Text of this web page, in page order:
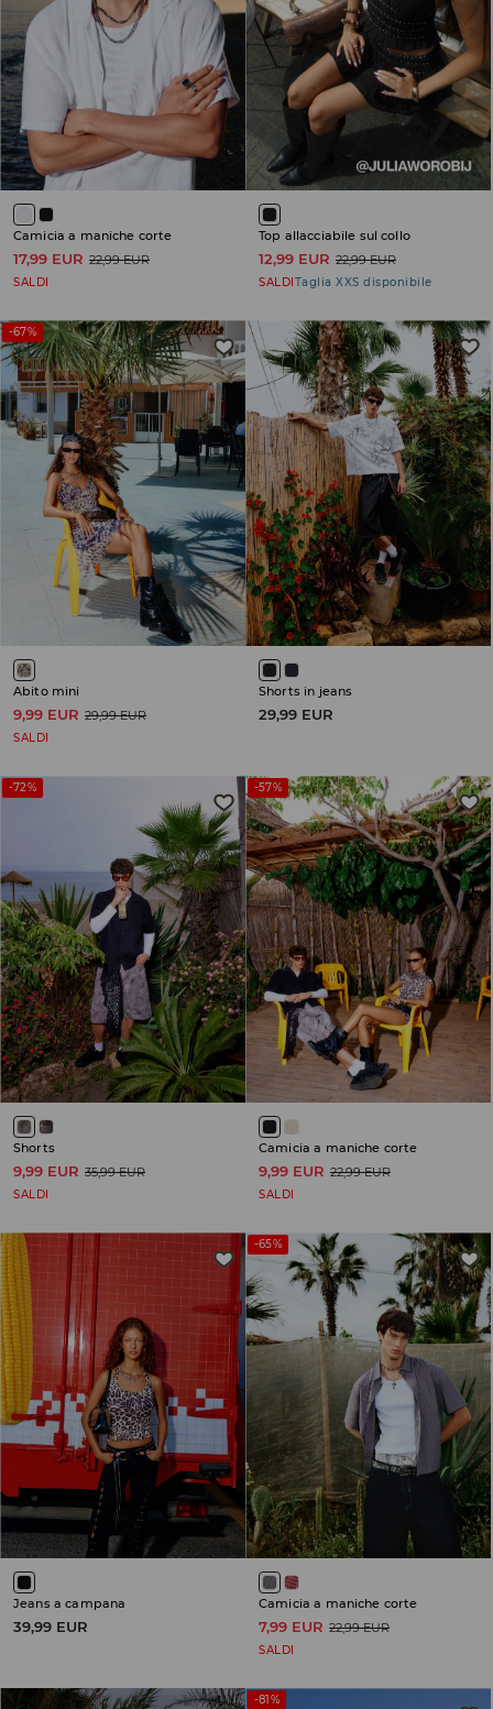
Camicia a maniche corte
17,99 EUR 22,99 EUR
SALDI
Top allacciabile sul collo
12,99 EUR 22,99 EUR
SALDITaglia XXS disponibile
-67%
Abito mini
9,99 EUR 29,99 EUR
SALDI
Shorts in jeans
29,99 EUR
-72%
Shorts
9,99 EUR 35,99 EUR
SALDI
-57%
Camicia a maniche corte
9,99 EUR 22,99 EUR
SALDI
Jeans a campana
39,99 EUR
-65%
Camicia a maniche corte
7,99 EUR 22,99 EUR
SALDI
-81%